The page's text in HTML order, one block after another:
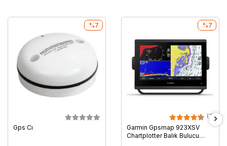
Gps Cı
%7
(7)
Garmin Gpsmap 923XSV
Chartplotter Balık Bulucu
%7